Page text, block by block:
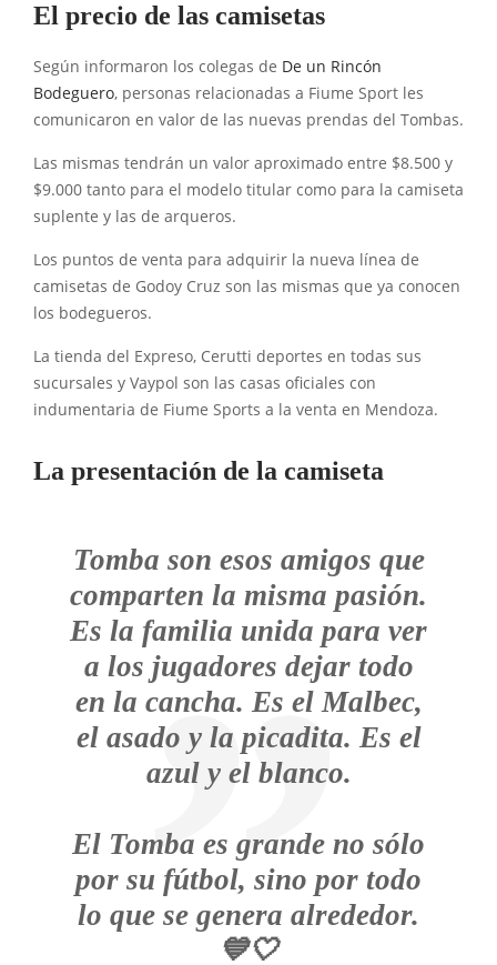
El precio de las camisetas
Según informaron los colegas de De un Rincón
Bodeguero, personas relacionadas a Fiume Sport les
comunicaron en valor de las nuevas prendas del Tombas.
Las mismas tendrán un valor aproximado entre $8.500 y
$9.000 tanto para el modelo titular como para la camiseta
suplente y las de arqueros.
Los puntos de venta para adquirir la nueva línea de
camisetas de Godoy Cruz son las mismas que ya conocen
los bodegueros.
La tienda del Expreso, Cerutti deportes en todas sus
sucursales y Vaypol son las casas oficiales con
indumentaria de Fiume Sports a la venta en Mendoza.
La presentación de la camiseta
Tomba son esos amigos que
comparten la misma pasión.
Es la familia unida para ver
a los jugadores dejar todo
en la cancha. Es el Malbec,
el asado y la picadita. Es el
azul y el blanco.
El Tomba es grande no sólo
por su fútbol, sino por todo
lo que se genera alrededor.
💙🤍